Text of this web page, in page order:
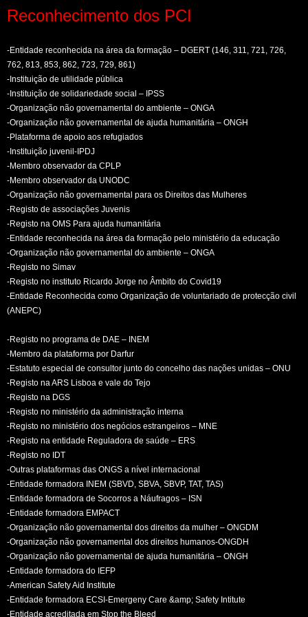
Reconhecimento dos PCI
-Entidade reconhecida na área da formação – DGERT (146, 311, 721, 726,
762, 813, 853, 862, 723, 729, 861)
-Instituição de utilidade pública
-Instituição de solidariedade social – IPSS
-Organização não governamental do ambiente – ONGA
-Organização não governamental de ajuda humanitária – ONGH
-Plataforma de apoio aos refugiados
-Instituição juvenil-IPDJ
-Membro observador da CPLP
-Membro observador da UNODC
-Organização não governamental para os Direitos das Mulheres
-Registo de associações Juvenis
-Registo na OMS Para ajuda humanitária
-Entidade reconhecida na área da formação pelo ministério da educação
-Organização não governamental do ambiente – ONGA
-Registo no Simav
-Registo no instituto Ricardo Jorge no Âmbito do Covid19
-Entidade Reconhecida como Organização de voluntariado de protecção civil
(ANEPC)
-Registo no programa de DAE – INEM
-Membro da plataforma por Darfur
-Estatuto especial de consultor junto do concelho das nações unidas – ONU
-Registo na ARS Lisboa e vale do Tejo
-Registo na DGS
-Registo no ministério da administração interna
-Registo no ministério dos negócios estrangeiros – MNE
-Registo na entidade Reguladora de saúde – ERS
-Registo no IDT
-Outras plataformas das ONGS a nível internacional
-Entidade formadora INEM (SBVD, SBVA, SBVP, TAT, TAS)
-Entidade formadora de Socorros a Náufragos – ISN
-Entidade formadora EMPACT
-Organização não governamental dos direitos da mulher – ONGDM
-Organização não governamental dos direitos humanos-ONGDH
-Organização não governamental de ajuda humanitária – ONGH
-Entidade formadora do IEFP
-American Safety Aid Institute
-Entidade formadora ECSI-Emergeny Care &amp; Safety Intitute
-Entidade acreditada em Stop the Bleed